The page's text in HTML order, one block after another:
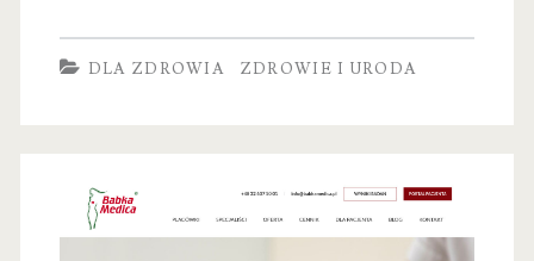
DLA ZDROWIA ZDROWIE I URODA